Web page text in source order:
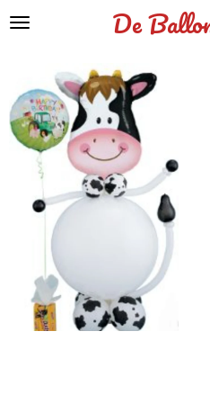
Ga
hoofdinhoud
De